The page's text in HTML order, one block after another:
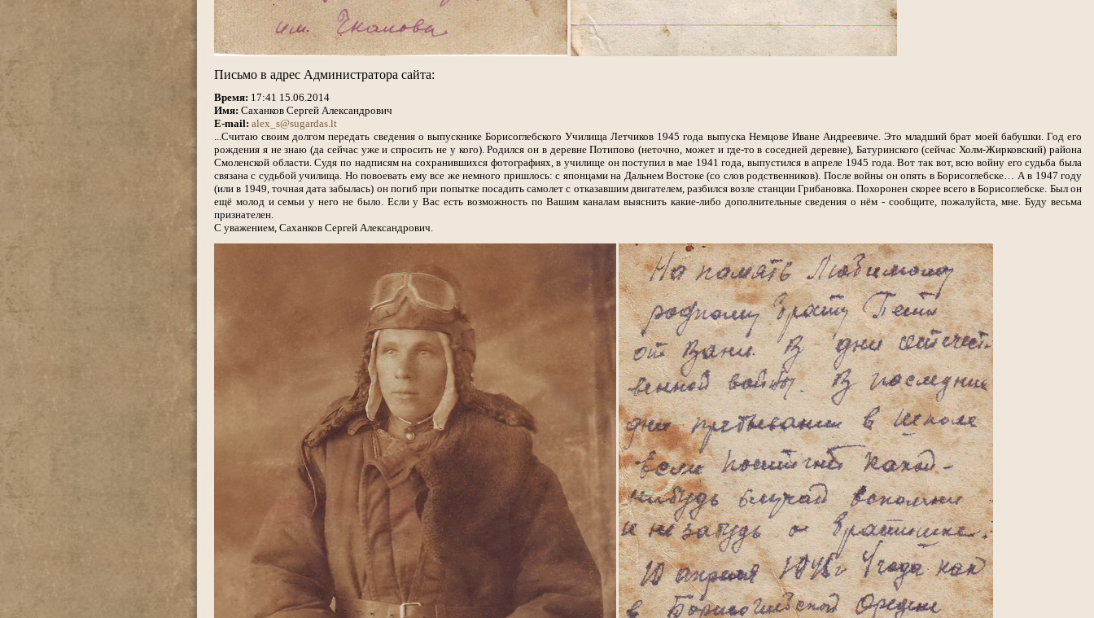
Письмо в адрес Администратора сайта:
Время: 17:41 15.06.2014
Имя: Саханков Сергей Александрович
E-mail: alex_s@sugardas.lt
...Считаю своим долгом передать сведения о выпускнике Борисоглебского Училища Летчиков 1945 года выпуска Немцове Иване Андреевиче. Это младший брат моей бабушки. Год его
рождения я не знаю (да сейчас уже и спросить не у кого). Родился он в деревне Потипово (неточно, может и где-то в соседней деревне), Батуринского (сейчас Холм-Жирковский) района
Смоленской области. Судя по надписям на сохранившихся фотографиях, в училище он поступил в мае 1941 года, выпустился в апреле 1945 года. Вот так вот, всю войну его судьба была
связана с судьбой училища. Но повоевать ему все же немного пришлось: с японцами на Дальнем Востоке (со слов родственников). После войны он опять в Борисоглебске… А в 1947 году
(или в 1949, точная дата забылась) он погиб при попытке посадить самолет с отказавшим двигателем, разбился возле станции Грибановка. Похоронен скорее всего в Борисоглебске. Был он
ещё молод и семьи у него не было. Если у Вас есть возможность по Вашим каналам выяснить какие-либо дополнительные сведения о нём - сообщите, пожалуйста, мне. Буду весьма
признателен.
С уважением, Саханков Сергей Александрович.